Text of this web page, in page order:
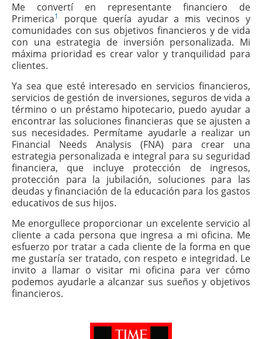
Me convertí en representante financiero de
Primerica1
porque quería ayudar a mis vecinos y
comunidades con sus objetivos financieros y de vida
con una estrategia de inversión personalizada. Mi
máxima prioridad es crear valor y tranquilidad para
clientes.
Ya sea que esté interesado en servicios financieros,
servicios de gestión de inversiones, seguros de vida a
término o un préstamo hipotecario, puedo ayudar a
encontrar las soluciones financieras que se ajusten a
sus necesidades. Permítame ayudarle a realizar un
Financial Needs Analysis (FNA) para crear una
estrategia personalizada e integral para su seguridad
financiera, que incluye protección de ingresos,
protección para la jubilación, soluciones para las
deudas y financiación de la educación para los gastos
educativos de sus hijos.
Me enorgullece proporcionar un excelente servicio al
cliente a cada persona que ingresa a mi oficina. Me
esfuerzo por tratar a cada cliente de la forma en que
me gustaría ser tratado, con respeto e integridad. Le
invito a llamar o visitar mi oficina para ver cómo
podemos ayudarle a alcanzar sus sueños y objetivos
financieros.